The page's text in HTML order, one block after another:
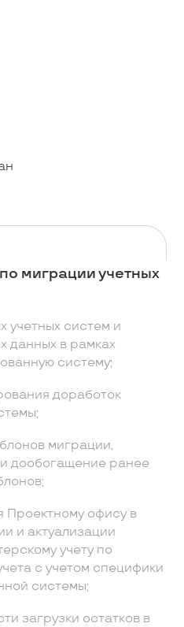
миграции учетных
учетных систем и
данных в рамках
систему;
доработок
миграции,
дообогащение ранее
Проектному офису в
и актуализации
учету по
с учетом специфики
системы;
загрузки остатков в